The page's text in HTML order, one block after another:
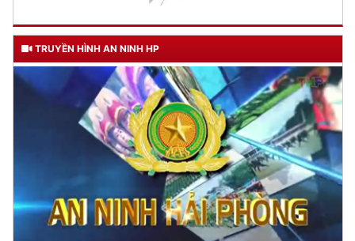
TRUYỀN HÌNH AN NINH HP